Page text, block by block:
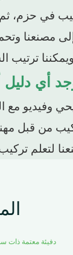
في حزم،
أي دليل